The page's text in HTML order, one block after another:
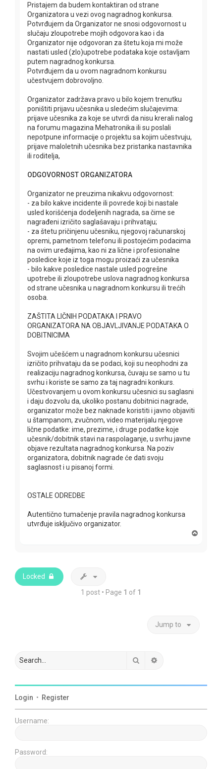
Pristajem da budem kontaktiran od strane
Organizatora u vezi ovog nagradnog konkursa.
Potvrđujem da Organizator ne snosi odgovornost u
slučaju zloupotrebe mojih odgovora kao i da
Organizator nije odgovoran za štetu koja mi može
nastati usled (zlo)upotrebe podataka koje ostavljam
putem nagradnog konkursa.
Potvrđujem da u ovom nagradnom konkursu
učestvujem dobrovoljno.
Organizator zadržava pravo u bilo kojem trenutku
poništiti prijavu učesnika u sledećim slučajevima:
prijave učesnika za koje se utvrdi da nisu krerali nalog
na forumu magazina Mehatronika ili su poslali
nepotpune informacije o projektu sa kojim učestvuju,
prijave maloletnih učesnika bez pristanka nastavnika
ili roditelja,
ODGOVORNOST ORGANIZATORA
Organizator ne preuzima nikakvu odgovornost:
- za bilo kakve incidente ili povrede koji bi nastale
usled korišćenja dodeljenih nagrada, sa čime se
nagrađeni izričito saglašavaju i prihvataju;
- za štetu pričinjenu učesniku, njegovoj računarskoj
opremi, pametnom telefonu ili postojećim podacima
na ovim uređajima, kao ni za lične i profesionalne
posledice koje iz toga mogu proizaći za učesnika
- bilo kakve posledice nastale usled pogrešne
upotrebe ili zloupotrebe uslova nagradnog konkursa
od strane učesnika u nagradnom konkursu ili trećih
osoba.
ZAŠTITA LIČNIH PODATAKA I PRAVO
ORGANIZATORA NA OBJAVLJIVANJE PODATAKA O
DOBITNICIMA
Svojim učešćem u nagradnom konkursu učesnici
izričito prihvataju da se podaci, koji su neophodni za
realizaciju nagradnog konkursa, čuvaju se samo u tu
svrhu i koriste se samo za taj nagradni konkurs.
Učestvovanjem u ovom konkursu učesnici su saglasni
i daju dozvolu da, ukoliko postanu dobitnici nagrade,
organizator može bez naknade koristiti i javno objaviti
u štampanom, zvučnom, video materijalu njegove
lične podatke: ime, prezime, i druge podatke koje
učesnik/dobitnik stavi na raspolaganje, u svrhu javne
objave rezultata nagradnog konkursa. Na poziv
organizatora, dobitnik nagrade će dati svoju
saglasnost i u pisanoj formi.
OSTALE ODREDBE
Autentično tumačenje pravila nagradnog konkursa
utvrđuje isključivo organizator.
Locked
1 post • Page 1 of 1
Jump to
Search
Login • Register
Username:
Password: